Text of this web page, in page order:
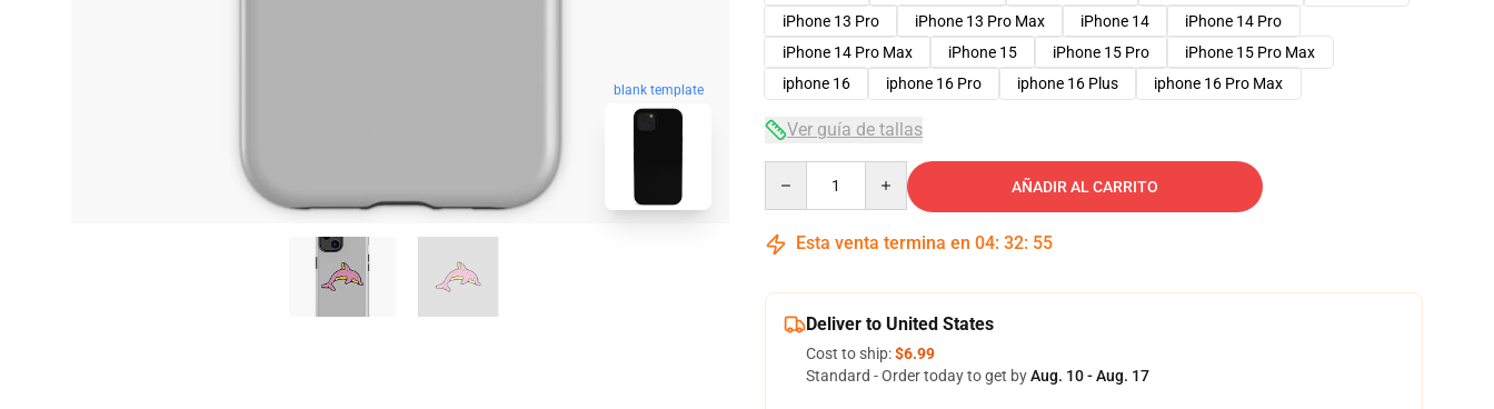
blank template
iPhone 13 Pro
iPhone 13 Pro Max iPhone 14
iPhone 14 Pro
iPhone 14 Pro Max
iPhone 15 iPhone 15 Pro
iPhone 15 Pro Max
iphone 16
iphone 16 Pro iphone 16 Plus iphone 16 Pro Max
Ver guía de tallas
AÑADIR AL CARRITO
Esta venta termina en 04: 32: 54
Deliver to United States
Cost to ship:$6.99
Standard - Order today to get byAug. 10 - Aug. 17